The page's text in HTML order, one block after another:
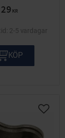
29 KR
2-5 vardagar
KÖP
Lägg